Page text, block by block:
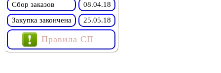
Сбор заказов
08.04.18
Закупка закончена
25.05.18
Правила СП